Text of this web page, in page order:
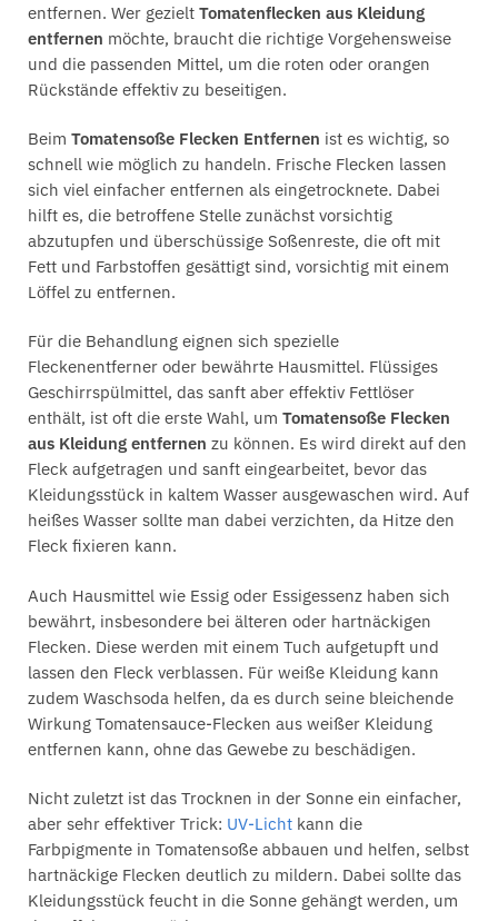
entfernen. Wer gezielt Tomatenflecken aus Kleidung
entfernen möchte, braucht die richtige Vorgehensweise
und die passenden Mittel, um die roten oder orangen
Rückstände effektiv zu beseitigen.
Beim Tomatensoße Flecken Entfernen ist es wichtig, so
schnell wie möglich zu handeln. Frische Flecken lassen
sich viel einfacher entfernen als eingetrocknete. Dabei
hilft es, die betroffene Stelle zunächst vorsichtig
abzutupfen und überschüssige Soßenreste, die oft mit
Fett und Farbstoffen gesättigt sind, vorsichtig mit einem
Löffel zu entfernen.
Für die Behandlung eignen sich spezielle
Fleckenentferner oder bewährte Hausmittel. Flüssiges
Geschirrspülmittel, das sanft aber effektiv Fettlöser
enthält, ist oft die erste Wahl, um Tomatensoße Flecken
aus Kleidung entfernen zu können. Es wird direkt auf den
Fleck aufgetragen und sanft eingearbeitet, bevor das
Kleidungsstück in kaltem Wasser ausgewaschen wird. Auf
heißes Wasser sollte man dabei verzichten, da Hitze den
Fleck fixieren kann.
Auch Hausmittel wie Essig oder Essigessenz haben sich
bewährt, insbesondere bei älteren oder hartnäckigen
Flecken. Diese werden mit einem Tuch aufgetupft und
lassen den Fleck verblassen. Für weiße Kleidung kann
zudem Waschsoda helfen, da es durch seine bleichende
Wirkung Tomatensauce-Flecken aus weißer Kleidung
entfernen kann, ohne das Gewebe zu beschädigen.
Nicht zuletzt ist das Trocknen in der Sonne ein einfacher,
aber sehr effektiver Trick: UV-Licht kann die
Farbpigmente in Tomatensoße abbauen und helfen, selbst
hartnäckige Flecken deutlich zu mildern. Dabei sollte das
Kleidungsstück feucht in die Sonne gehängt werden, um